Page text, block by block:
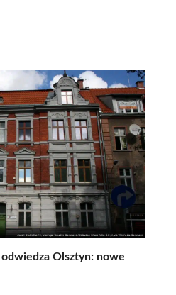
Olsztyn: nowe